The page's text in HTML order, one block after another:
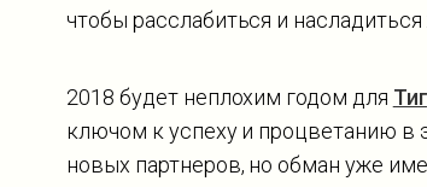
чтобы расслабиться и
2018 будет неплохим годом для
ключом к успеху и процветанию в
новых партнеров, но обман уже